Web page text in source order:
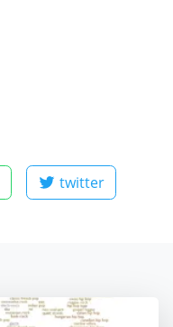
twitter